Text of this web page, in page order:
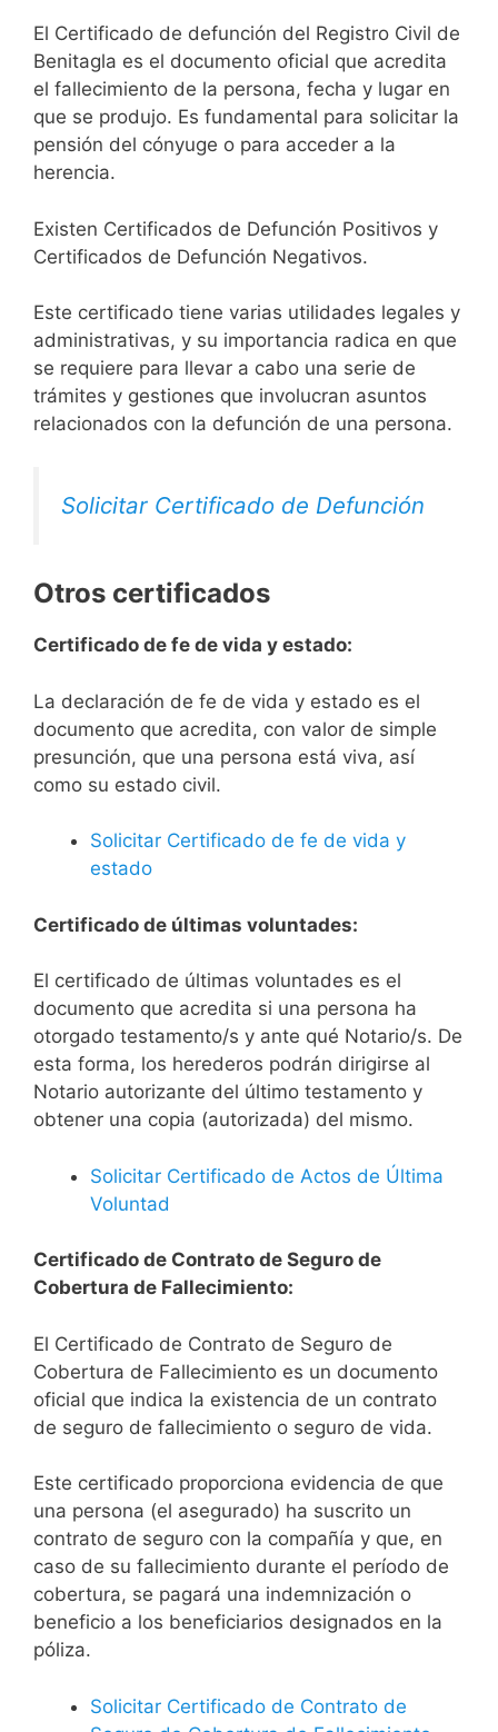
El Certificado de defunción del Registro Civil de
Benitagla es el documento oficial que acredita
el fallecimiento de la persona, fecha y lugar en
que se produjo. Es fundamental para solicitar la
pensión del cónyuge o para acceder a la
herencia.
Existen Certificados de Defunción Positivos y
Certificados de Defunción Negativos.
Este certificado tiene varias utilidades legales y
administrativas, y su importancia radica en que
se requiere para llevar a cabo una serie de
trámites y gestiones que involucran asuntos
relacionados con la defunción de una persona.
Solicitar Certificado de Defunción
Otros certificados
Certificado de fe de vida y estado:
La declaración de fe de vida y estado es el
documento que acredita, con valor de simple
presunción, que una persona está viva, así
como su estado civil.
Solicitar Certificado de fe de vida y
estado
Certificado de últimas voluntades:
El certificado de últimas voluntades es el
documento que acredita si una persona ha
otorgado testamento/s y ante qué Notario/s. De
esta forma, los herederos podrán dirigirse al
Notario autorizante del último testamento y
obtener una copia (autorizada) del mismo.
Solicitar Certificado de Actos de Última
Voluntad
Certificado de Contrato de Seguro de
Cobertura de Fallecimiento:
El Certificado de Contrato de Seguro de
Cobertura de Fallecimiento es un documento
oficial que indica la existencia de un contrato
de seguro de fallecimiento o seguro de vida.
Este certificado proporciona evidencia de que
una persona (el asegurado) ha suscrito un
contrato de seguro con la compañía y que, en
caso de su fallecimiento durante el período de
cobertura, se pagará una indemnización o
beneficio a los beneficiarios designados en la
póliza.
Solicitar Certificado de Contrato de